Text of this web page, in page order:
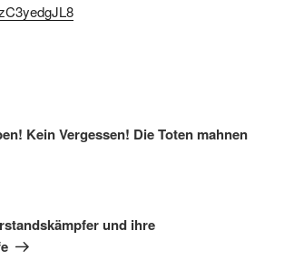
Kein Vergessen! Die Toten mahnen
und ihre